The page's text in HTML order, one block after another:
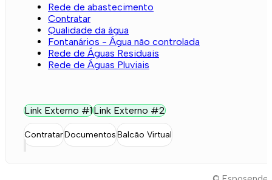
Rede de abastecimento
Contratar
Qualidade da água
Fontanários - Água não controlada
Rede de Águas Residuais
Rede de Águas Pluviais
Link Externo #1Link Externo #2
ContratarDocumentosBalcão Virtual